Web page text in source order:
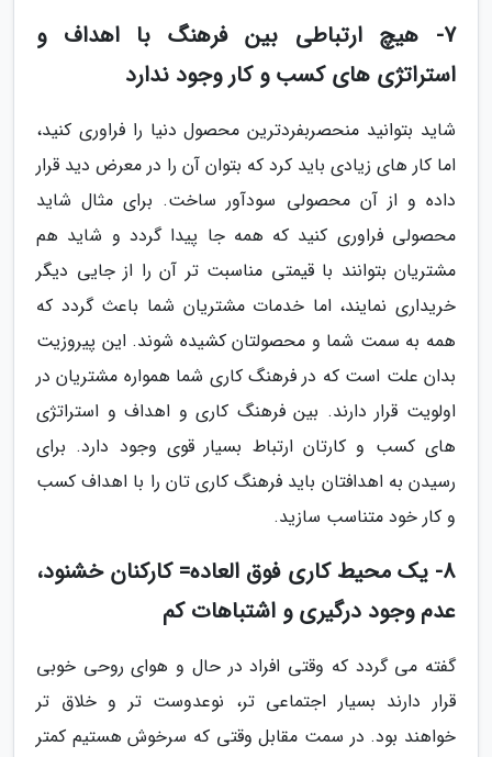
7- هیچ ارتباطی بین فرهنگ با اهداف و
استراتژی های کسب و کار وجود ندارد
شاید بتوانید منحصربفردترین محصول دنیا را فراوری کنید،
اما کار های زیادی باید کرد که بتوان آن را در معرض دید قرار
داده و از آن محصولی سودآور ساخت. برای مثال شاید
محصولی فراوری کنید که همه جا پیدا گردد و شاید هم
مشتریان بتوانند با قیمتی مناسبت تر آن را از جایی دیگر
خریداری نمایند، اما خدمات مشتریان شما باعث گردد که
همه به سمت شما و محصولتان کشیده شوند. این پیروزیت
بدان علت است که در فرهنگ کاری شما همواره مشتریان در
اولویت قرار دارند. بین فرهنگ کاری و اهداف و استراتژی
های کسب و کارتان ارتباط بسیار قوی وجود دارد. برای
رسیدن به اهدافتان باید فرهنگ کاری تان را با اهداف کسب
و کار خود متناسب سازید.
8- یک محیط کاری فوق العاده= کارکنان خشنود،
عدم وجود درگیری و اشتباهات کم
گفته می گردد که وقتی افراد در حال و هوای روحی خوبی
قرار دارند بسیار اجتماعی تر، نوعدوست تر و خلاق تر
خواهند بود. در سمت مقابل وقتی که سرخوش هستیم کمتر